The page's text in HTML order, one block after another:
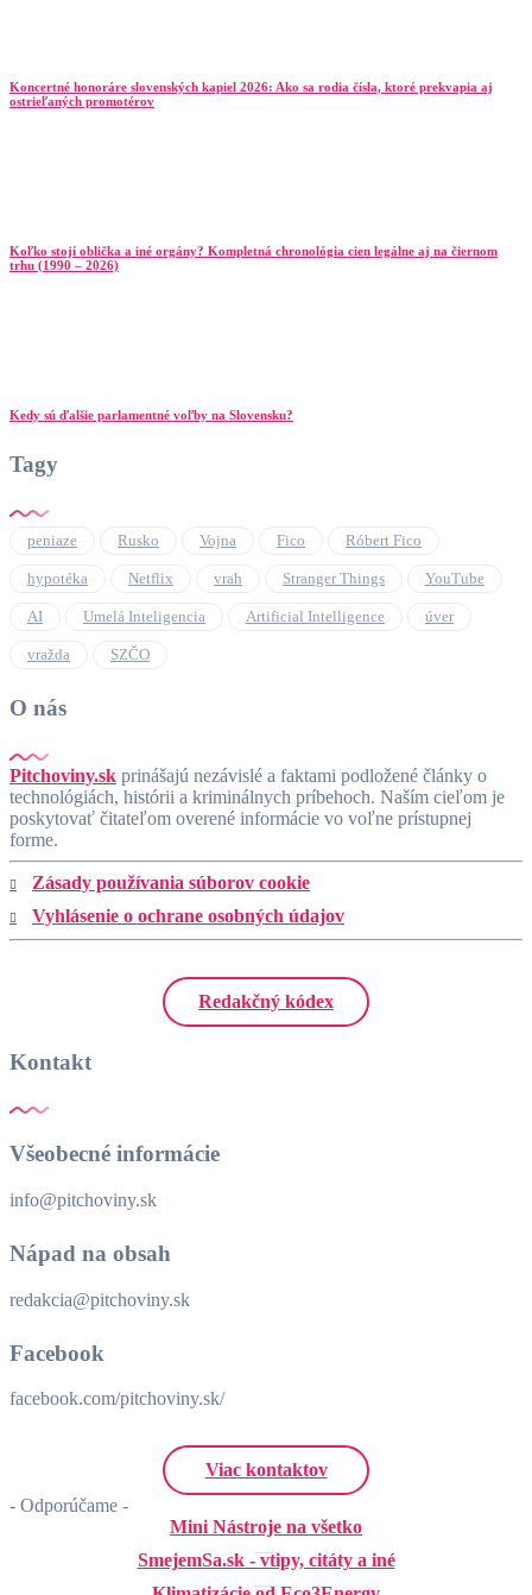
Koncertné honoráre slovenských kapiel 2026: Ako sa rodia čísla, ktoré prekvapia aj
ostrieľaných promotérov
Koľko stojí oblička a iné orgány? Kompletná chronológia cien legálne aj na čiernom
trhu (1990 – 2026)
Kedy sú ďalšie parlamentné voľby na Slovensku?
Tagy
peniaze Rusko Vojna Fico Róbert Fico
hypotéka Netflix vrah Stranger Things YouTube
AI Umelá Inteligencia Artificial Intelligence úver
vražda SZČO
O nás
Pitchoviny.sk prinášajú nezávislé a faktami podložené články o
technológiách, histórii a kriminálnych príbehoch. Naším cieľom je
poskytovať čitateľom overené informácie vo voľne prístupnej
forme.
Zásady používania súborov cookie
Vyhlásenie o ochrane osobných údajov
Redakčný kódex
Kontakt
Všeobecné informácie
info@pitchoviny.sk
Nápad na obsah
redakcia@pitchoviny.sk
Facebook
facebook.com/pitchoviny.sk/
Viac kontaktov
- Odporúčame -
Mini Nástroje na všetko
SmejemSa.sk - vtipy, citáty a iné